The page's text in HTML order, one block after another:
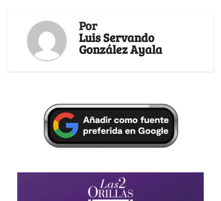
Por
Luis Servando
González Ayala